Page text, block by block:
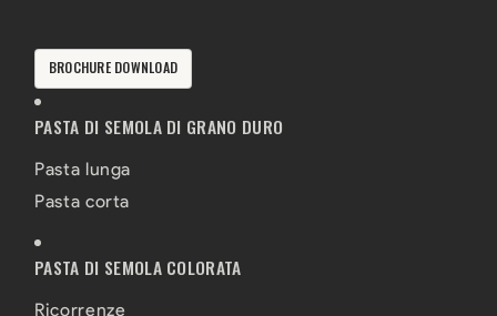
BROCHURE DOWNLOAD
PASTA DI SEMOLA DI GRANO DURO
Pasta lunga
Pasta corta
PASTA DI SEMOLA COLORATA
Ricorrenze